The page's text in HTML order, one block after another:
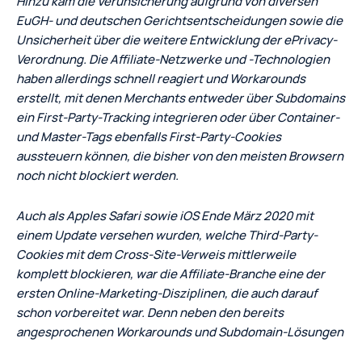
EuGH- und deutschen Gerichtsentscheidungen sowie die
Unsicherheit über die weitere Entwicklung der ePrivacy-
Verordnung. Die Affiliate-Netzwerke und -Technologien
haben allerdings schnell reagiert und Workarounds
erstellt, mit denen Merchants entweder über Subdomains
ein First-Party-Tracking integrieren oder über Container-
und Master-Tags ebenfalls First-Party-Cookies
aussteuern können, die bisher von den meisten Browsern
noch nicht blockiert werden.
Auch als Apples Safari sowie iOS Ende März 2020 mit
einem Update versehen wurden, welche Third-Party-
Cookies mit dem Cross-Site-Verweis mittlerweile
komplett blockieren, war die Affiliate-Branche eine der
ersten Online-Marketing-Disziplinen, die auch darauf
schon vorbereitet war. Denn neben den bereits
angesprochenen Workarounds und Subdomain-Lösungen